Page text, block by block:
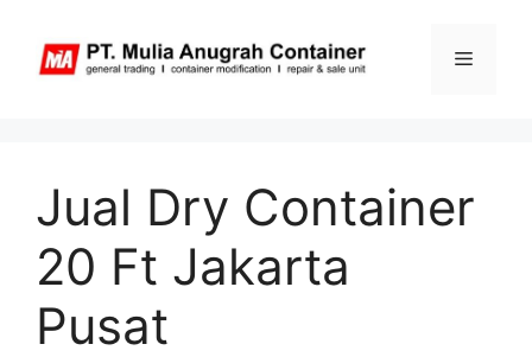
content
Menu
Jual Dry Container
20 Ft Jakarta
Pusat